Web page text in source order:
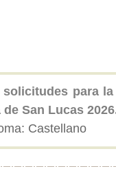
para
San Lucas
Castellano